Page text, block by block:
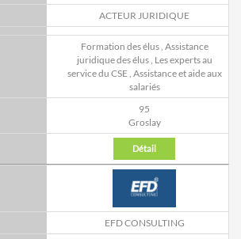
ACTEUR JURIDIQUE
Formation des élus, Assistance
juridique des élus, Les experts au
service du CSE, Assistance et aide aux
salariés
95
Groslay
Détail
EFD CONSULTING